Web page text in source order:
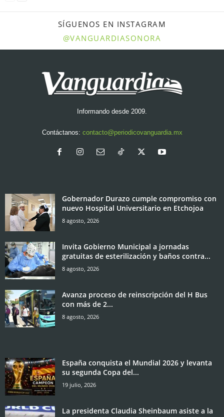
SÍGUENOS EN INSTAGRAM
@VANGUARDIASONORA
Informando desde 2009.
Contáctanos: contacto@periodicovanguardia.mx
Gobernador Durazo cumple compromiso con
nuevo Hospital Universitario en Etchojoa
8 agosto, 2026
Invita Gobierno Municipal a jornadas
gratuitas de esterilización y baños contra...
8 agosto, 2026
Avanza proceso de reinscripción del H Bus
con más de 2...
8 agosto, 2026
España conquista el Mundial 2026 y levanta
su segunda Copa del...
19 julio, 2026
La presidenta Claudia Sheinbaum asiste a la